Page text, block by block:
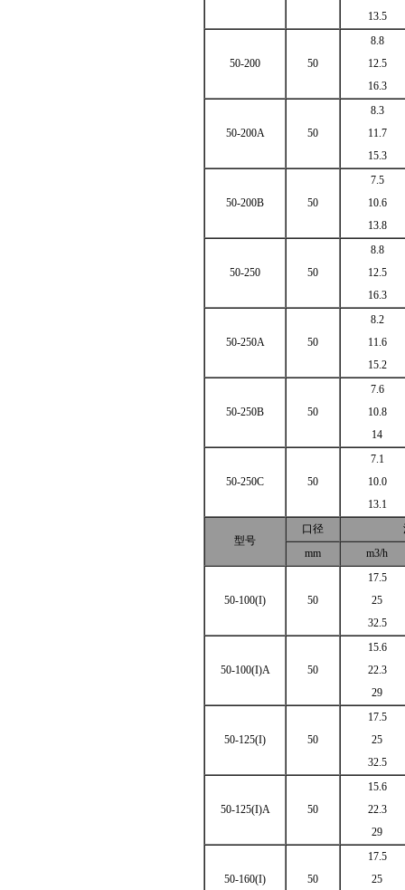
13.5
50-200 50
8.8
12.5
16.3
50-200A 50
8.3
11.7
15.3
50-200B 50
7.5
10.6
13.8
50-250 50
8.8
12.5
16.3
50-250A 50
8.2
11.6
15.2
50-250B 50
7.6
10.8
14
50-250C 50
7.1
10.0
13.1
型号
口径
mm
m3/h
50-100(I) 50
17.5
25
32.5
50-100(I)A 50
15.6
22.3
29
50-125(I) 50
17.5
25
32.5
50-125(I)A 50
15.6
22.3
29
50-160(I) 50
17.5
25